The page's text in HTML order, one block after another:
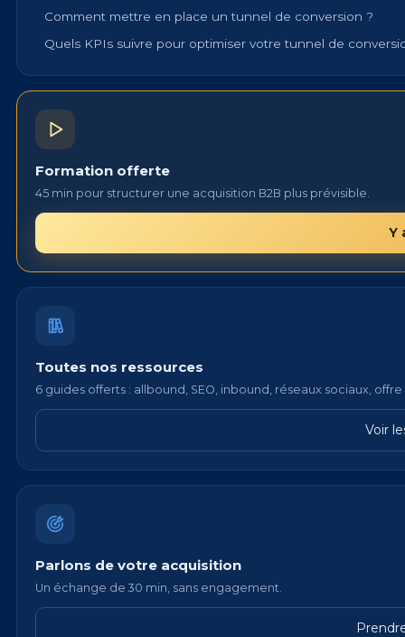
Comment mettre en place un tunnel de conversion ?
Quels KPIs suivre pour optimiser votre tunnel de
Formation offerte
45 min pour structurer une acquisition B2B plus prévisible.
Y
Toutes nos ressources
6 guides offerts : allbound, SEO, inbound, réseaux sociaux,
Voir
Parlons de votre acquisition
Un échange de 30 min, sans engagement.